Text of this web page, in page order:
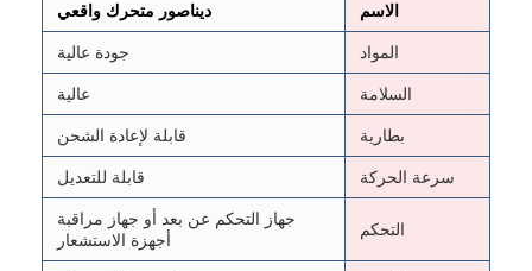
الاسم ديناصور متحرك واقعي
المواد جودة عالية
السلامة عالية
بطارية قابلة لإعادة الشحن
سرعة الحركة قابلة للتعديل
التحكم
جهاز التحكم عن بعد أو جهاز مراقبة
أجهزة الاستشعار